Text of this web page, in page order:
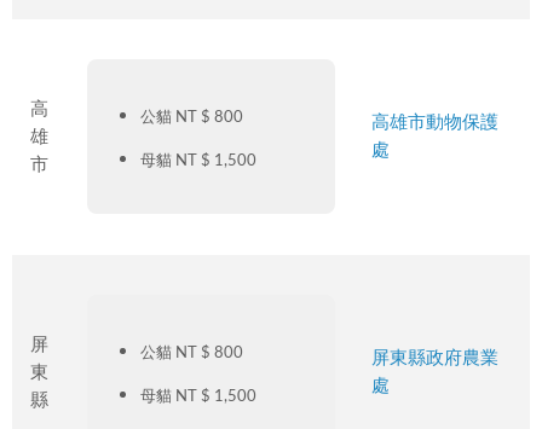
高
雄
市
公貓 NT $ 800
母貓 NT $ 1,500
高雄市動物保護
處
屏
東
縣
公貓 NT $ 800
母貓 NT $ 1,500
屏東縣政府農業
處